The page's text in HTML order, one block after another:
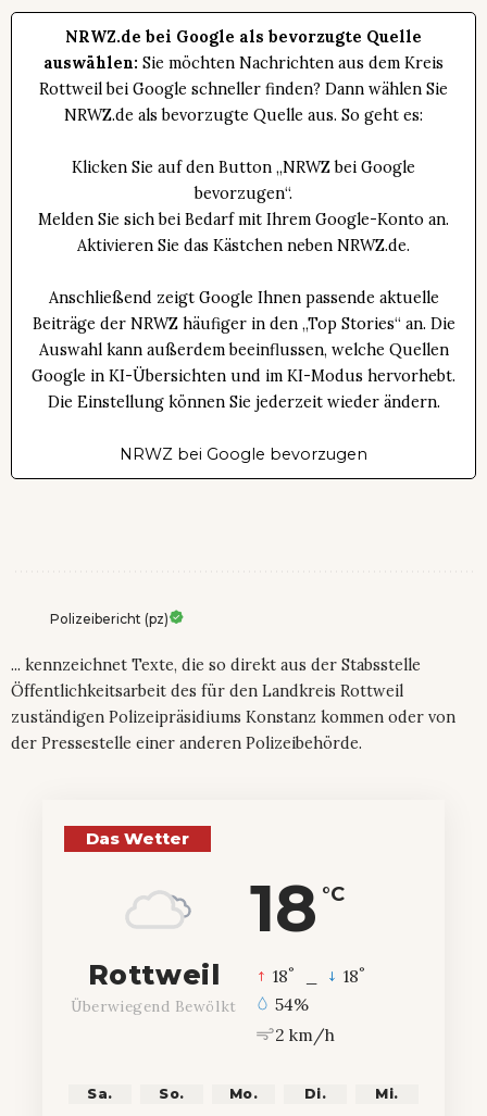
NRWZ.de bei Google als bevorzugte Quelle
auswählen: Sie möchten Nachrichten aus dem Kreis
Rottweil bei Google schneller finden? Dann wählen Sie
NRWZ.de als bevorzugte Quelle aus. So geht es:
Klicken Sie auf den Button „NRWZ bei Google
bevorzugen“.
Melden Sie sich bei Bedarf mit Ihrem Google-Konto an.
Aktivieren Sie das Kästchen neben NRWZ.de.
Anschließend zeigt Google Ihnen passende aktuelle
Beiträge der NRWZ häufiger in den „Top Stories“ an. Die
Auswahl kann außerdem beeinflussen, welche Quellen
Google in KI-Übersichten und im KI-Modus hervorhebt.
Die Einstellung können Sie jederzeit wieder ändern.
NRWZ bei Google bevorzugen
Polizeibericht (pz)
... kennzeichnet Texte, die so direkt aus der Stabsstelle
Öffentlichkeitsarbeit des für den Landkreis Rottweil
zuständigen Polizeipräsidiums Konstanz kommen oder von
der Pressestelle einer anderen Polizeibehörde.
Das Wetter
18 °C
Rottweil
Überwiegend Bewölkt
18° 18°
54%
2 km/h
Sa. So. Mo. Di. Mi.